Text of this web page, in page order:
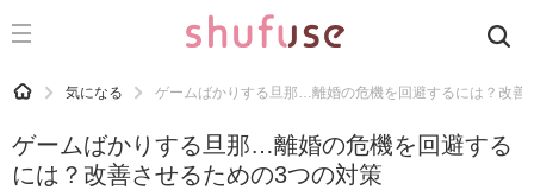
CATEGORY 記事カテゴリ
運気
HOME 気になる ゲームばかりする旦那…離婚の危機を回避するには？改善
ゲームばかりする旦那…離婚の危機を回避する
には？改善させるための3つの対策